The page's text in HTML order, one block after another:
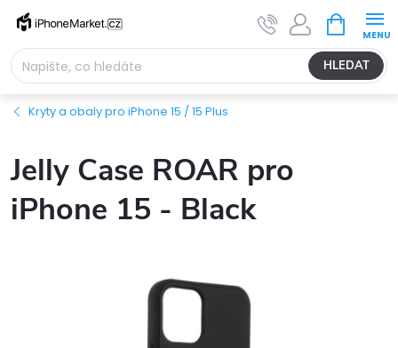
Přejít
obsah
HLEDAT
NÁKUPNÍ
KOŠÍK
Kryty a obaly pro iPhone 15 / 15 Plus
Jelly Case ROAR pro
iPhone 15 - Black